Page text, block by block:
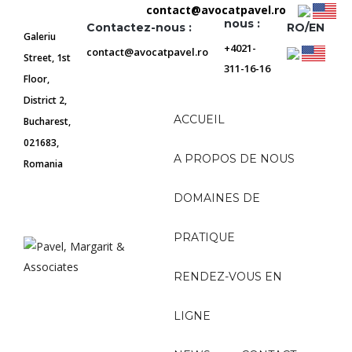
contact@avocatpavel.ro
Galeriu
Street, 1st
Floor,
District 2,
Bucharest,
021683,
Romania
Contactez-nous :
contact@avocatpavel.ro
Appelez-
nous :
+4021-
311-16-16
RO/EN
ACCUEIL
A PROPOS DE NOUS
DOMAINES DE
PRATIQUE
RENDEZ-VOUS EN
LIGNE